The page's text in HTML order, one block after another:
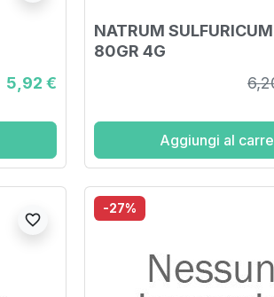
5,92 €
NATRUM
80GR 4G
Aggiungi al
favorite_border
-27%